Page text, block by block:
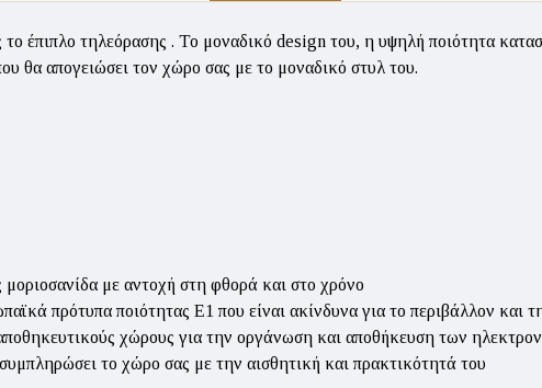
έπιπλο τηλεόρασης . Το μοναδικό design του, η υψηλή ποιότητα
θα απογειώσει τον χώρο σας με το μοναδικό στυλ του.
με αντοχή στη φθορά και στο χρόνο
πρότυπα ποιότητας Ε1 που είναι ακίνδυνα για το περιβάλλον και
χώρους για την οργάνωση και αποθήκευση των
το χώρο σας με την αισθητική και πρακτικότητά του